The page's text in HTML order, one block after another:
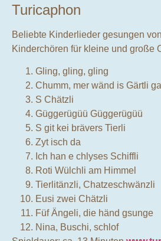
Turicaphon
Beliebte Kinderlieder gesungen
Kinderchören für kleine und große
Gling, gling, gling
Chumm, mer wänd is Gärtli
S Chätzli
Güggerügüü Güggerügüü
S git kei brävers Tierli
Zyt isch da
Ich han e chlyses Schiffli
Roti Wülchli am Himmel
Tierlitänzli, Chatzeschwänzli
Eusi zwei Chätzli
Füf Ängeli, die händ gsunge
Nina, Buschi, schlof